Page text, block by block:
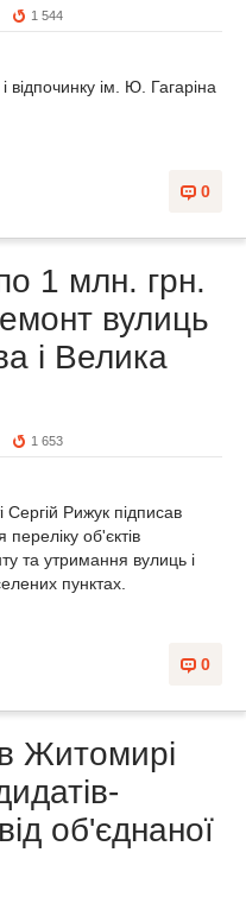
1 544
ім. Ю. Гагаріна
0
1 млн. грн.
вулиць
і Велика
1 653
Рижук підписав
об'єктів
та утримання вулиць і
пунктах.
0
Житомирі
об'єднаної